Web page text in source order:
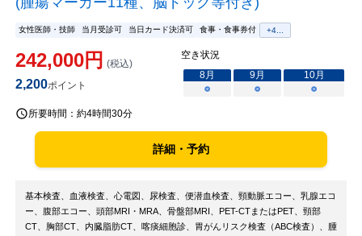
女性医師・技師 当月受診可 当日カード決済可 食事・食事券付 +4...
242,000円 (税込)
2,200ポイント
空き状況
8月 9月 10月
○
○ ○
所要時間： 約4時間30分
詳細・予約
基本検査、血液検査、心電図、尿検査、便潜血検査、頸動脈エコー、乳腺エコ
ー、腹部エコー、頭部MRI・MRA、骨盤部MRI、PET-CTまたはPET、頸部
CT、胸部CT、内臓脂肪CT、喀痰細胞診、胃がんリスク検査（ABC検査）、腫